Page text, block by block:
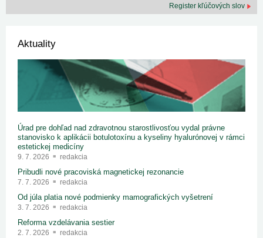
Register kľúčových slov
Aktuality
Úrad pre dohľad nad zdravotnou starostlivosťou vydal právne
stanovisko k aplikácii botulotoxínu a kyseliny hyalurónovej v rámci
estetickej medicíny
9. 7. 2026 redakcia
Pribudli nové pracoviská magnetickej rezonancie
7. 7. 2026 redakcia
Od júla platia nové podmienky mamografických vyšetrení
3. 7. 2026 redakcia
Reforma vzdelávania sestier
2. 7. 2026 redakcia